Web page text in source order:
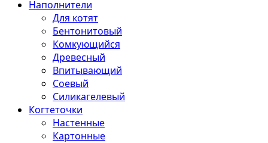
Наполнители
Для котят
Бентонитовый
Комкующийся
Древесный
Впитывающий
Соевый
Силикагелевый
Когтеточки
Настенные
Картонные